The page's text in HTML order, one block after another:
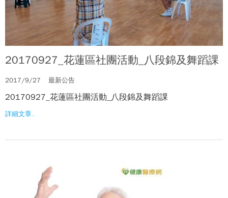
20170927_花蓮區社團活動_八段錦及舞蹈課
2017/9/27 最新公告
20170927_花蓮區社團活動_八段錦及舞蹈課
詳細文章..